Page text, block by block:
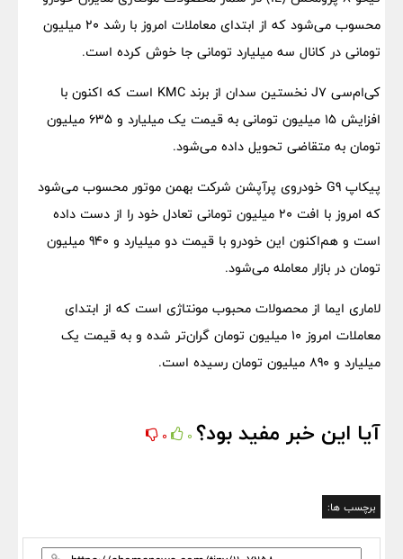
محسوب می‌شود که از ابتدای معاملات امروز با رشد 20 میلیون
تومانی در کانال سه میلیارد تومانی جا خوش کرده است.
کی‌ام‌سی J7 نخستین سدان از برند KMC است که اکنون با
افزایش 15 میلیون تومانی به قیمت یک میلیارد و 635 میلیون
تومان به متقاضی تحویل داده می‌شود.
پیکاپ G9 خودروی پرآپشن شرکت بهمن موتور محسوب می‌شود
که امروز با افت 20 میلیون تومانی تعادل خود را از دست داده
است و هم‌اکنون این خودرو با قیمت دو میلیارد و 940 میلیون
تومان در بازار معامله می‌شود.
لاماری ایما از محصولات محبوب مونتاژی است که از ابتدای
معاملات امروز 10 میلیون تومان گران‌تر شده و به قیمت یک
میلیارد و 890 میلیون تومان رسیده است.
آیا این خبر مفید بود؟ 0
0
برچسب ها: